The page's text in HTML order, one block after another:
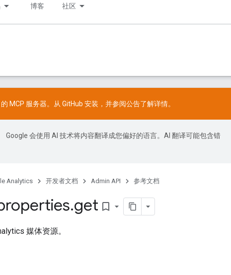
博客 社区
MCP 服务器。从 GitHub 安装，并参阅公告了解详情。
Google 会使用 AI 技术将内容翻译成您偏好的语言。AI 翻译可能包含错
Analytics 开发者文档 Admin API 参考文档
.get bookmark_border
媒体资源。